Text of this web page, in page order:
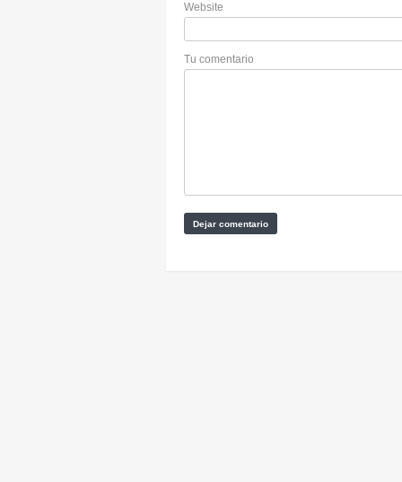
Website
Tu comentario